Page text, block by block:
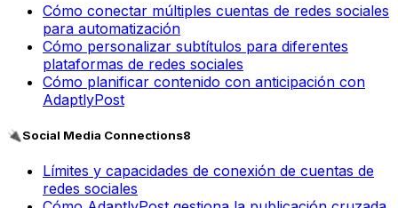
Cómo conectar múltiples cuentas de redes sociales
para automatización
Cómo personalizar subtítulos para diferentes
plataformas de redes sociales
Cómo planificar contenido con anticipación con
AdaptlyPost
🔌Social Media Connections8
Límites y capacidades de conexión de cuentas de
redes sociales